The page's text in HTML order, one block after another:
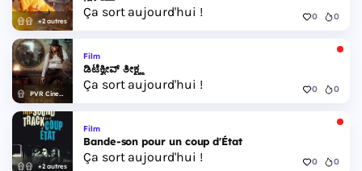
+2 autres
Ça sort aujourd'hui ! 0 0
PVR Cinemas
Film
ಡಿಟೆಕ್ವೀವ್ ತೀಕ್ಷ್ಣ
Ça sort aujourd'hui ! 0 0
+2 autres
Film
Bande-son pour un coup d'État
Ça sort aujourd'hui ! 0 0